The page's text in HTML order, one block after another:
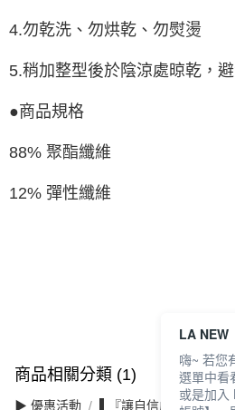
4.勿乾洗、勿烘乾、勿熨燙
5.稍加整型後於陰涼處晾乾，
●商品規格
88% 聚酯纖維
12% 彈性纖維
商品相關分類 (1)
▶ 優惠活動 ▌『讓自信成為日常』
LA NEW
嗨~ 若您
選單中看
或是加入